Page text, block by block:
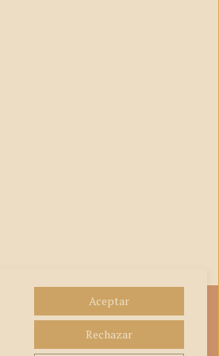
Aceptar
Rechazar